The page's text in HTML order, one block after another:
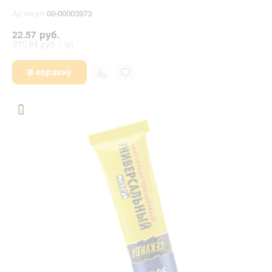
Артикул 00-00003973
22.57 руб.
В корзину